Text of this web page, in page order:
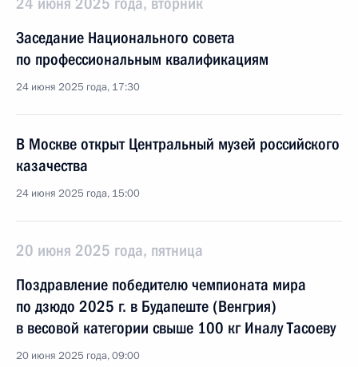
Заседание Национального совета
по профессиональным квалификациям
24 июня 2025 года, 17:30
В Москве открыт Центральный музей российского
казачества
24 июня 2025 года, 15:00
20 июня 2025 года, пятница
Поздравление победителю чемпионата мира
по дзюдо 2025 г. в Будапеште (Венгрия)
в весовой категории свыше 100 кг Иналу Тасоеву
20 июня 2025 года, 09:00